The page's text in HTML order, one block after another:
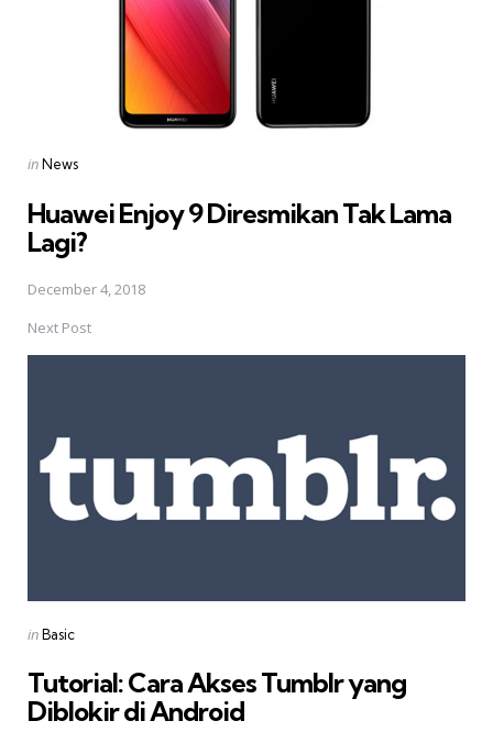
Posted
inNews
Huawei Enjoy 9 Diresmikan Tak Lama
Lagi?
December 4, 2018
Next Post
Posted
inBasic
Tutorial: Cara Akses Tumblr yang
Diblokir di Android